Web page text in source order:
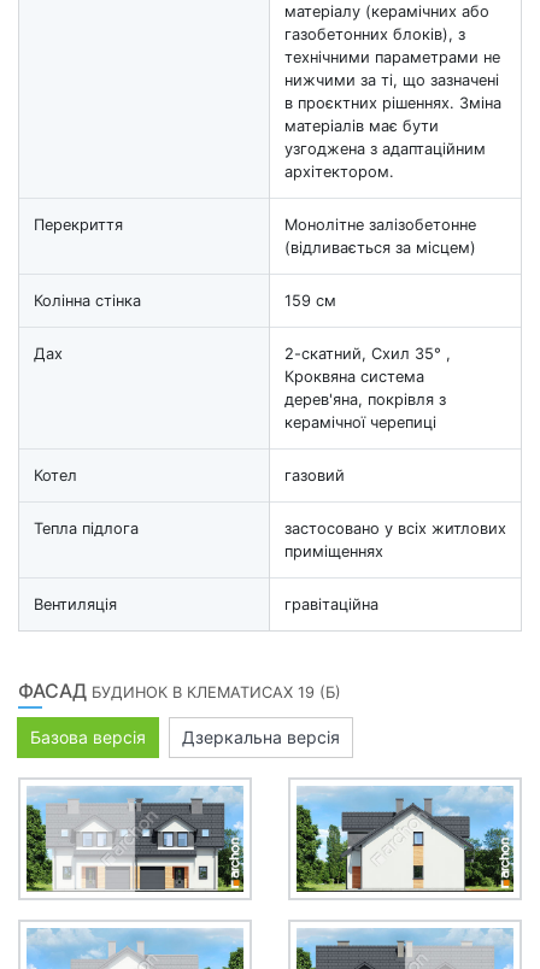
матеріалу (керамічних або
газобетонних блоків), з
технічними параметрами не
нижчими за ті, що зазначені
в проєктних рішеннях. Зміна
матеріалів має бути
узгоджена з адаптаційним
архітектором.
Перекриття
Монолітне залізобетонне
(відливається за місцем)
Колінна стінка 159 см
Дах
2-скатний, Схил 35° ,
Кроквяна система
дерев'яна, покрівля з
керамічної черепиці
Котел газовий
Тепла підлога
застосовано у всіх житлових
приміщеннях
Вентиляція гравітаційна
ФАСАД БУДИНОК В КЛЕМАТИСАХ 19 (Б)
Базова версія Дзеркальна версія